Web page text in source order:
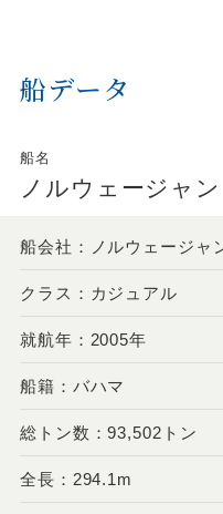
船データ
船名
ノルウェージャ
船会社：ノルウェージャ
クラス：カジュアル
就航年：2005年
船籍：バハマ
総トン数：93,502トン
全長：294.1m